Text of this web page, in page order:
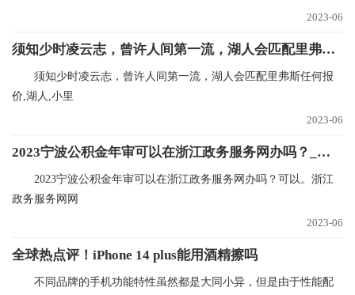
2023-06
须知少时凌云志，曾许人间第一流，湖人会匹配里弗斯任何报价
须知少时凌云志，曾许人间第一流，湖人会匹配里弗斯任何报
价,湖人,小里
2023-06
2023宁波公积金年审可以在浙江政务服务网办吗？_焦点快播
2023宁波公积金年审可以在浙江政务服务网办吗？可以。浙江
政务服务网网
2023-06
全球热点评！iPhone 14 plus能用酒精擦吗
不同品牌的手机功能特性虽然都是大同小异，但是由于性能配